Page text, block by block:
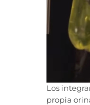
Los
propia